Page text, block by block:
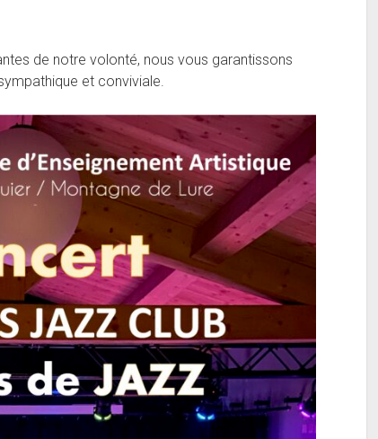
de notre volonté, nous vous garantissons
et conviviale.